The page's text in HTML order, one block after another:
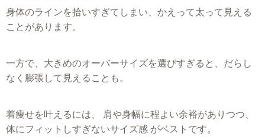
身体のラインを拾いすぎてしまい、かえって太って見える
ことがあります。
一方で、大きめのオーバーサイズを選びすぎると、だらし
なく膨張して見えることも。
着痩せを叶えるには、 肩や身幅に程よい余裕がありつつ、
体にフィットしすぎないサイズ感 がベストです。